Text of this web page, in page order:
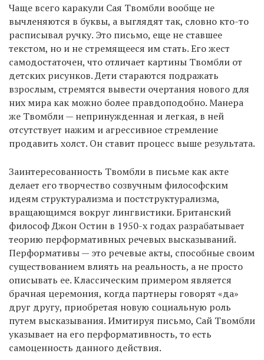
Чаще всего каракули Сая Твомбли вообще не
вычленяются в буквы, а выглядят так, словно кто-то
расписывал ручку. Это письмо, еще не ставшее
текстом, но и не стремящееся им стать. Его жест
самодостаточен, что отличает картины Твомбли от
детских рисунков. Дети стараются подражать
взрослым, стремятся вывести очертания нового для
них мира как можно более правдоподобно. Манера
же Твомбли — непринужденная и легкая, в ней
отсутствует нажим и агрессивное стремление
продавить холст. Он ставит процесс выше результата.
Заинтересованность Твомбли в письме как акте
делает его творчество созвучным философским
идеям структурализма и постструктурализма,
вращающимся вокруг лингвистики. Британский
философ Джон Остин в 1950-х годах разрабатывает
теорию перформативных речевых высказываний.
Перформативы — это речевые акты, способные своим
существованием влиять на реальность, а не просто
описывать ее. Классическим примером является
брачная церемония, когда партнеры говорят «да»
друг другу, приобретая новую социальную роль
путем высказывания. Имитируя письмо, Сай Твомбли
указывает на его перформативность, то есть
самоценность данного действия.